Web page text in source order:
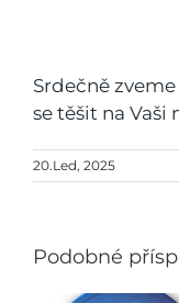
Srdečně
se těšit na Vaši
20.Led, 2025
Podobné